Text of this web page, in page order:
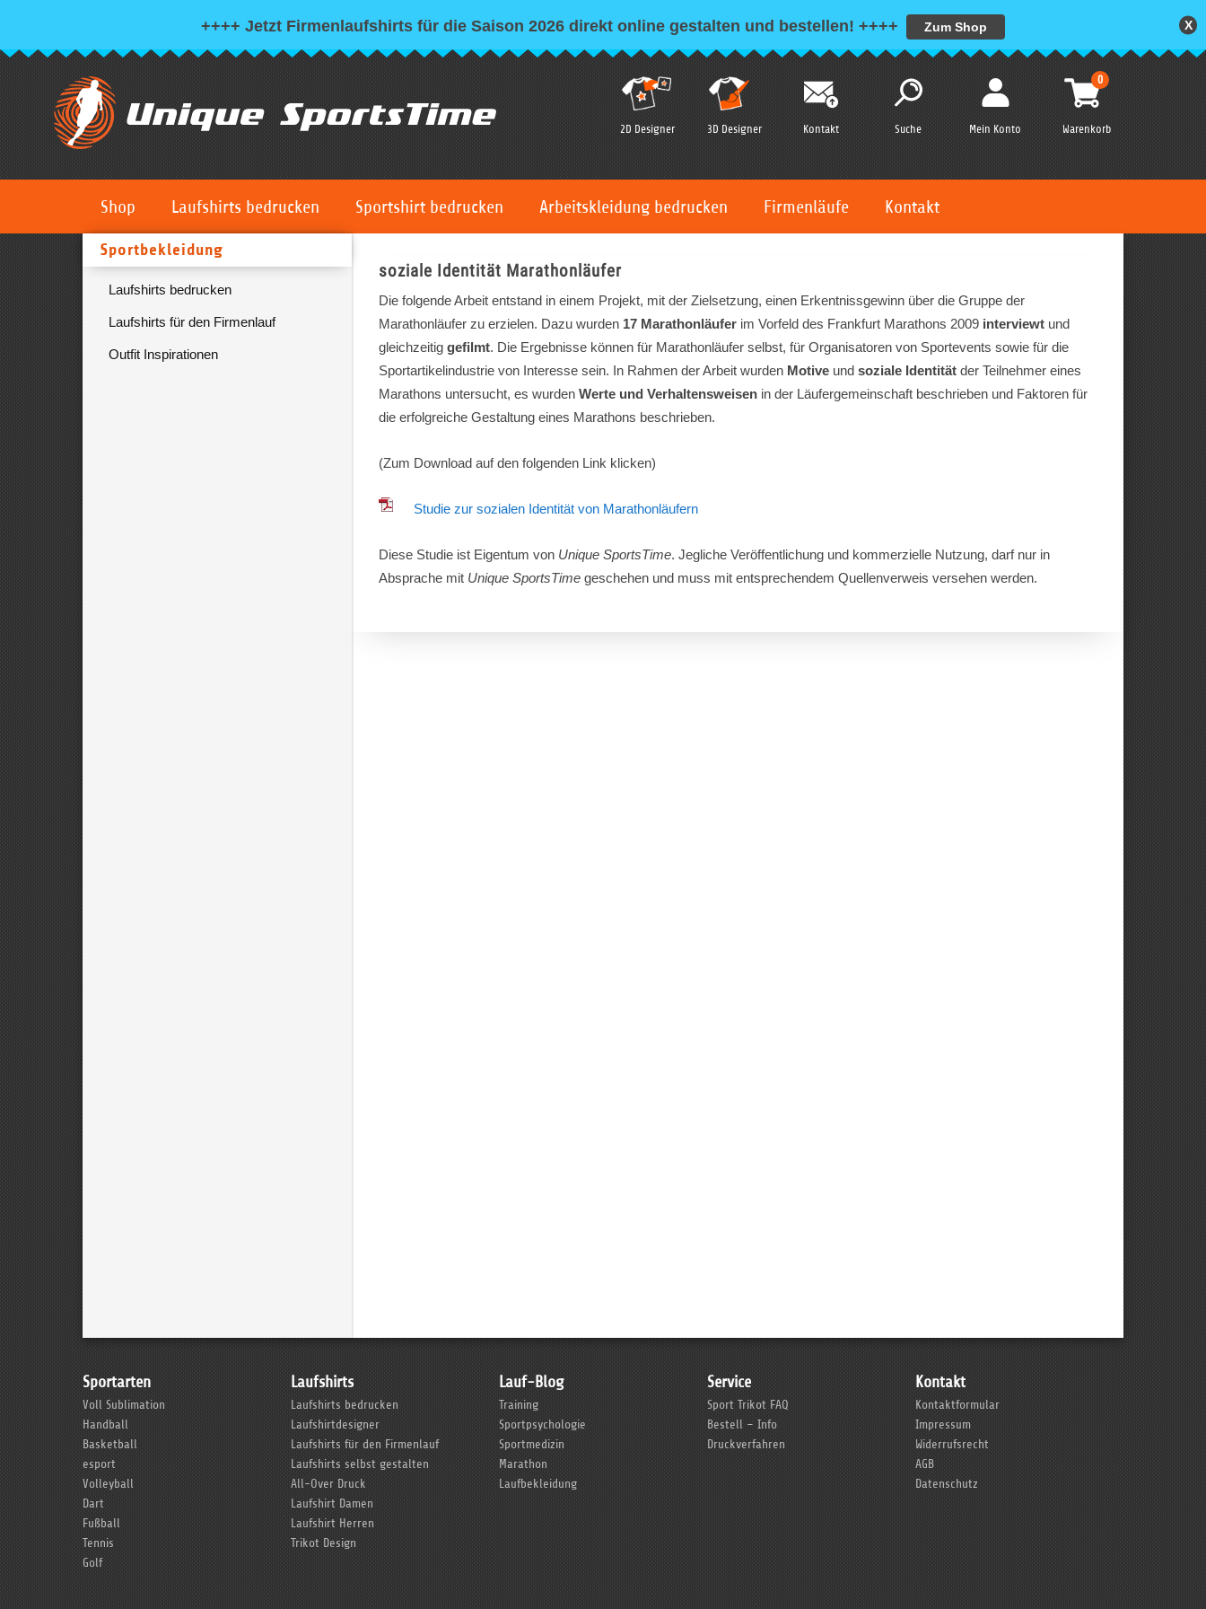
++++ Jetzt Firmenlaufshirts für die Saison 2026 direkt online gestalten und bestellen! ++++ Zum Shop X
0
Warenkorb
Mein Konto
Suche
Kontakt
3D Designer
2D Designer
Shop Laufshirts bedrucken Sportshirt bedrucken Arbeitskleidung bedrucken Firmenläufe Kontakt
Sportbekleidung
Laufshirts bedrucken
Laufshirts für den Firmenlauf
Outfit Inspirationen
soziale Identität Marathonläufer
Die folgende Arbeit entstand in einem Projekt, mit der Zielsetzung, einen Erkentnissgewinn über die Gruppe der
Marathonläufer zu erzielen. Dazu wurden 17 Marathonläufer im Vorfeld des Frankfurt Marathons 2009 interviewt und
gleichzeitig gefilmt. Die Ergebnisse können für Marathonläufer selbst, für Organisatoren von Sportevents sowie für die
Sportartikelindustrie von Interesse sein. In Rahmen der Arbeit wurden Motive und soziale Identität der Teilnehmer eines
Marathons untersucht, es wurden Werte und Verhaltensweisen in der Läufergemeinschaft beschrieben und Faktoren für
die erfolgreiche Gestaltung eines Marathons beschrieben.
(Zum Download auf den folgenden Link klicken)
Studie zur sozialen Identität von Marathonläufern
Diese Studie ist Eigentum von Unique SportsTime. Jegliche Veröffentlichung und kommerzielle Nutzung, darf nur in
Absprache mit Unique SportsTime geschehen und muss mit entsprechendem Quellenverweis versehen werden.
Sportarten
Voll Sublimation
Handball
Basketball
esport
Volleyball
Dart
Fußball
Tennis
Golf
Laufshirts
Laufshirts bedrucken
Laufshirtdesigner
Laufshirts für den Firmenlauf
Laufshirts selbst gestalten
All-Over Druck
Laufshirt Damen
Laufshirt Herren
Trikot Design
Lauf-Blog
Training
Sportpsychologie
Sportmedizin
Marathon
Laufbekleidung
Service
Sport Trikot FAQ
Bestell – Info
Druckverfahren
Kontakt
Kontaktformular
Impressum
Widerrufsrecht
AGB
Datenschutz